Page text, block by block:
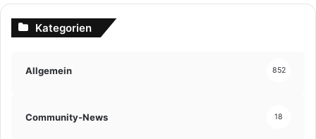
Kategorien
Allgemein 852
Community-News 18